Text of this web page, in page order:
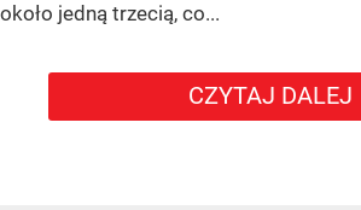
około jedną trzecią, co...
CZYTAJ DALEJ